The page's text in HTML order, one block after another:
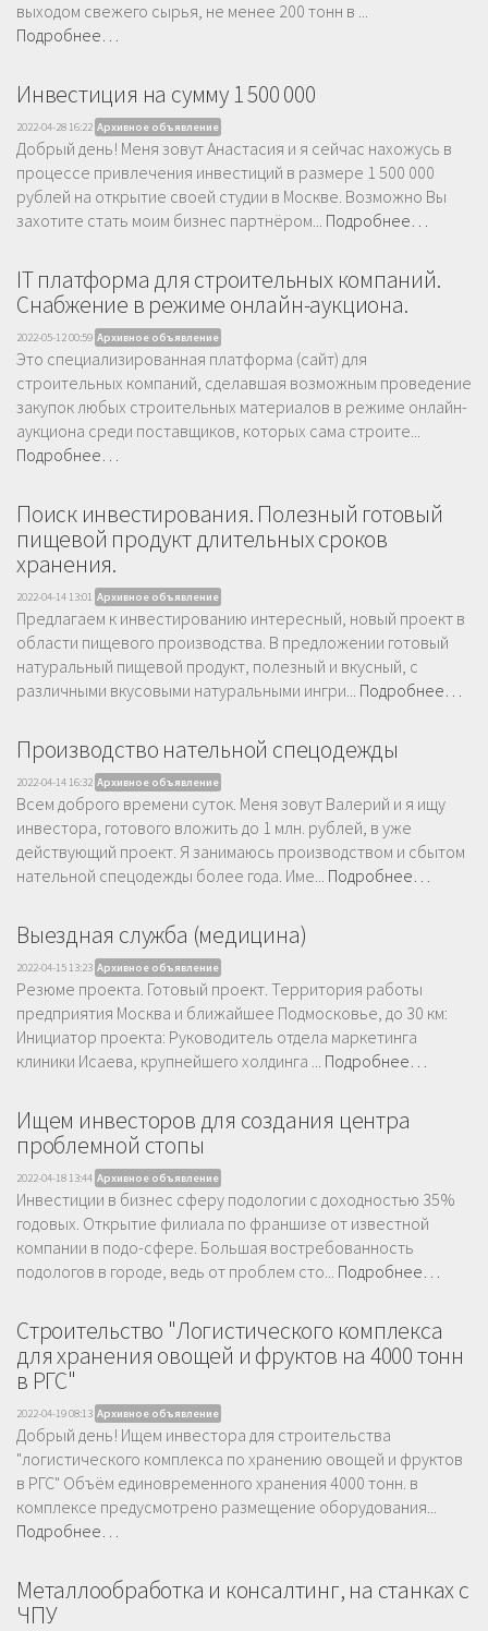
выходом свежего сырья, не менее 200 тонн в ...
Подробнее…
Инвестиция на сумму 1 500 000
2022-04-28 16:22 Архивное объявление
Добрый день! Меня зовут Анастасия и я сейчас нахожусь в
процессе привлечения инвестиций в размере 1 500 000
рублей на открытие своей студии в Москве. Возможно Вы
захотите стать моим бизнес партнёром... Подробнее…
IT платформа для строительных компаний.
Снабжение в режиме онлайн-аукциона.
2022-05-12 00:59 Архивное объявление
Это специализированная платформа (сайт) для
строительных компаний, сделавшая возможным проведение
закупок любых строительных материалов в режиме онлайн-
аукциона среди поставщиков, которых сама строите...
Подробнее…
Поиск инвестирования. Полезный готовый
пищевой продукт длительных сроков
хранения.
2022-04-14 13:01 Архивное объявление
Предлагаем к инвестированию интересный, новый проект в
области пищевого производства. В предложении готовый
натуральный пищевой продукт, полезный и вкусный, с
различными вкусовыми натуральными ингри... Подробнее…
Производство нательной спецодежды
2022-04-14 16:32 Архивное объявление
Всем доброго времени суток. Меня зовут Валерий и я ищу
инвестора, готового вложить до 1 млн. рублей, в уже
действующий проект. Я занимаюсь производством и сбытом
нательной спецодежды более года. Име... Подробнее…
Выездная служба (медицина)
2022-04-15 13:23 Архивное объявление
Резюме проекта. Готовый проект. Территория работы
предприятия Москва и ближайшее Подмосковье, до 30 км:
Инициатор проекта: Руководитель отдела маркетинга
клиники Исаева, крупнейшего холдинга ... Подробнее…
Ищем инвесторов для создания центра
проблемной стопы
2022-04-18 13:44 Архивное объявление
Инвестиции в бизнес сферу подологии с доходностью 35%
годовых. Открытие филиала по франшизе от известной
компании в подо-сфере. Большая востребованность
подологов в городе, ведь от проблем сто... Подробнее…
Строительство "Логистического комплекса
для хранения овощей и фруктов на 4000 тонн
в РГС"
2022-04-19 08:13 Архивное объявление
Добрый день! Ищем инвестора для строительства
"логистического комплекса по хранению овощей и фруктов
в РГС" Объём единовременного хранения 4000 тонн. в
комплексе предусмотрено размещение оборудования...
Подробнее…
Металлообработка и консалтинг, на станках с
ЧПУ